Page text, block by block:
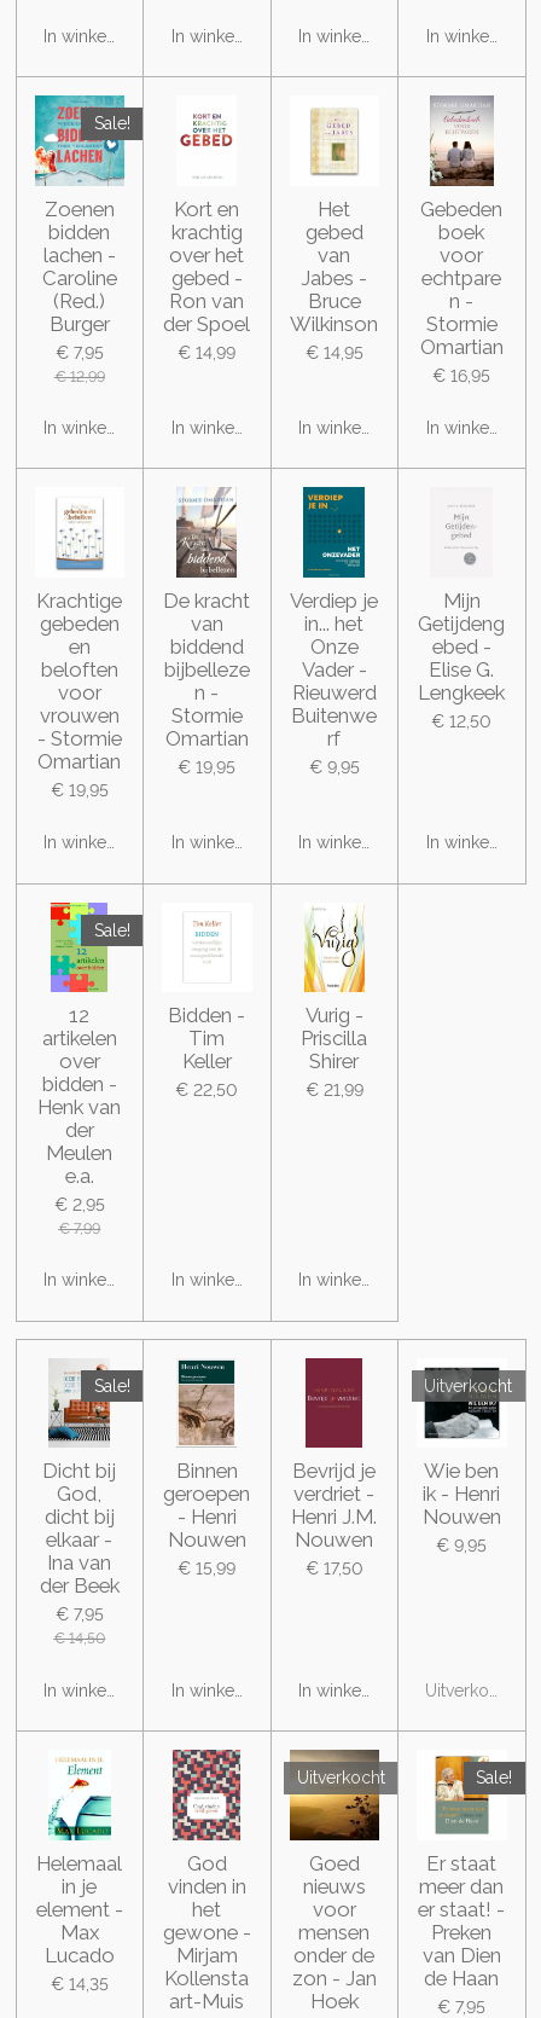
In winkelwagen In winkelwagen In winkelwagen In
Sale!
Zoenen
bidden
lachen -
Caroline
(Red.)
Burger
€ 7,95
€ 12,99
In winkelwagen
Kort en
krachtig
over het
gebed -
Ron van
der Spoel
€ 14,99
In winkelwagen
Het
gebed
van
Jabes -
Bruce
Wilkinson
€ 14,95
In winkelwagen
Gebeden
boek
voor
echtpare
n -
Stormie
Omartian
€ 16,95
In
Krachtige
gebeden
en
beloften
voor
vrouwen
- Stormie
Omartian
€ 19,95
In winkelwagen
De kracht
van
biddend
bijbelleze
n -
Stormie
Omartian
€ 19,95
In winkelwagen
Verdiep je
in... het
Onze
Vader -
Rieuwerd
Buitenwe
rf
€ 9,95
In winkelwagen
Mijn
Getijdeng
ebed -
Elise G.
Lengkeek
€ 12,50
In
Sale!
12
artikelen
over
bidden -
Henk van
der
Meulen
e.a.
€ 2,95
€ 7,99
In winkelwagen
Bidden -
Tim
Keller
€ 22,50
In winkelwagen
Vurig -
Priscilla
Shirer
€ 21,99
In winkelwagen
Sale!
Dicht bij
God,
dicht bij
elkaar -
Ina van
der Beek
€ 7,95
€ 14,50
In winkelwagen
Binnen
geroepen
- Henri
Nouwen
€ 15,99
In winkelwagen
Bevrijd je
verdriet -
Henri J.M.
Nouwen
€ 17,50
In winkelwagen
Uitverkocht
Wie ben
ik - Henri
Nouwen
€ 9,95
Uitverkocht
Helemaal
in je
element -
Max
Lucado
€ 14,35
God
vinden in
het
gewone -
Mirjam
Kollensta
art-Muis
Uitverkocht
Goed
nieuws
voor
mensen
onder de
zon - Jan
Hoek
Sale!
Er staat
meer dan
er staat! -
Preken
van Dien
de Haan
€ 7,95